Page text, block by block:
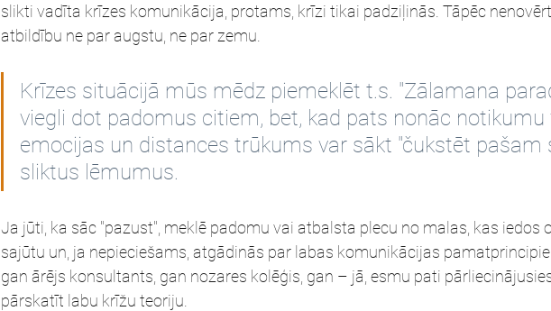
slikti vadīta krīzes komunikācija, protams, krīzi tikai padziļinās. Tāpēc
atbildību ne par augstu, ne par zemu.
Krīzes situācijā mūs mēdz piemeklēt t.s. "Zālamana
viegli dot padomus citiem, bet, kad pats nonāc notikumu
emocijas un distances trūkums var sākt "čukstēt pašam
sliktus lēmumus.
Ja jūti, ka sāc "pazust", meklē padomu vai atbalsta plecu no malas, kas iedos
sajūtu un, ja nepieciešams, atgādinās par labas komunikācijas
gan ārējs konsultants, gan nozares kolēģis, gan – jā, esmu pati
pārskatīt labu krīžu teoriju.